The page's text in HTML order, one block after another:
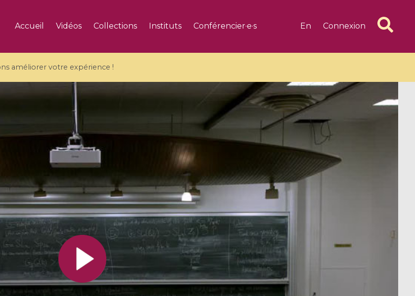
Accueil Vidéos Collections Instituts Conférencier·e·s En Connexion
améliorer votre expérience !
and affine
/ Branches de
quantiques
6 videos
Algebraic geometry and complex
geometry / Géométrie algébrique
et géométrie complexe
CIMPA-CIRM Fellowships «
Research in Residence »
Introduction to Dissipative
Dynamical Systems in Infinite
Applications
Toutes les collections
Tous les instituts